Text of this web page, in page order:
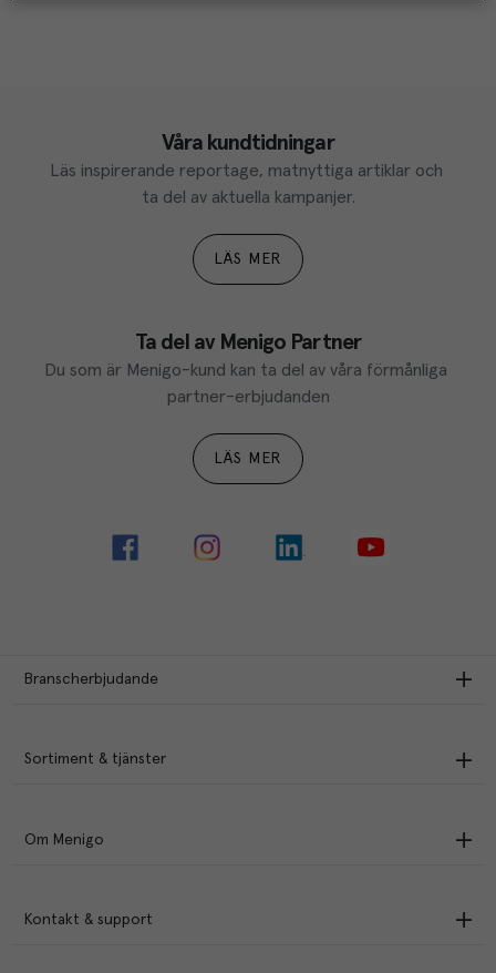
Våra kundtidningar
Läs inspirerande reportage, matnyttiga artiklar och
ta del av aktuella kampanjer.
LÄS MER
Ta del av Menigo Partner
Du som är Menigo-kund kan ta del av våra förmånliga
partner-erbjudanden
LÄS MER
Branscherbjudande
Sortiment & tjänster
Om Menigo
Kontakt & support